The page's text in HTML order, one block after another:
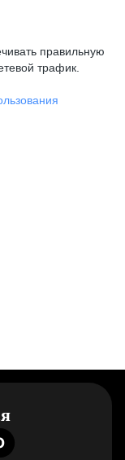
правильную
трафик.